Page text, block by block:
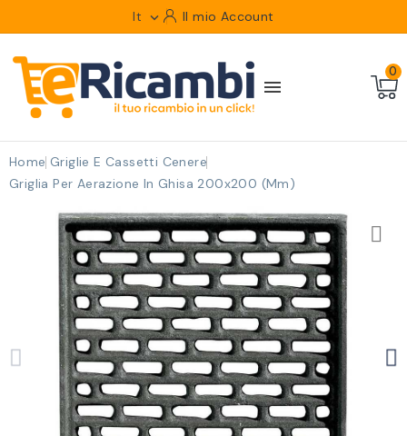
It  Il mio Account

0
Home Griglie E Cassetti Cenere
Griglia Per Aerazione In Ghisa 200x200 (mm)